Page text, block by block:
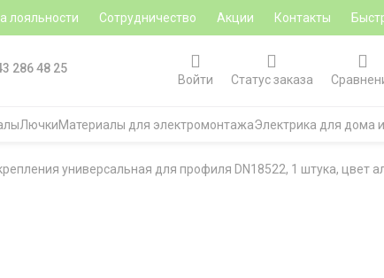
лояльности Сотрудничество Акции Контакты
286 48 25
Войти
Статус заказа
ЛючкиМатериалы для электромонтажаЭлектрика для дома
универсальная для профиля DN18522, 1 штука, цвет